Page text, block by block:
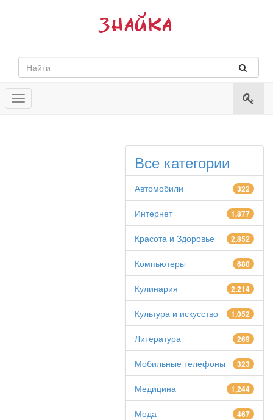
Toggle
navigation
Все категории
Автомобили 322
Интернет 1,877
Красота и Здоровье 2,852
Компьютеры 680
Кулинария 2,214
Культура и искусство 1,052
Литература 269
Мобильные телефоны 323
Медицина 1,244
Мода 467